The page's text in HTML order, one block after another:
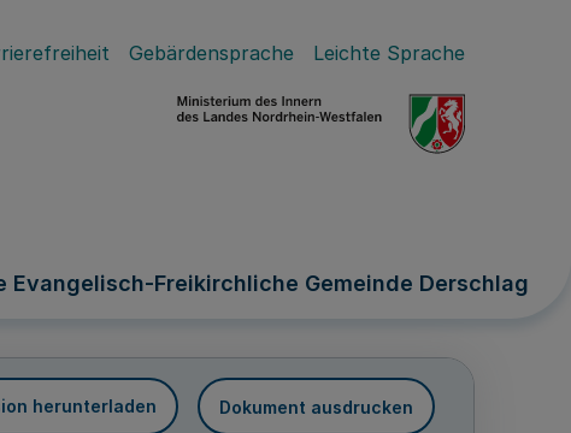
Gebärdensprache Leichte Sprache
Freikirchliche Gemeinde Derschlag
herunterladen Dokument ausdrucken